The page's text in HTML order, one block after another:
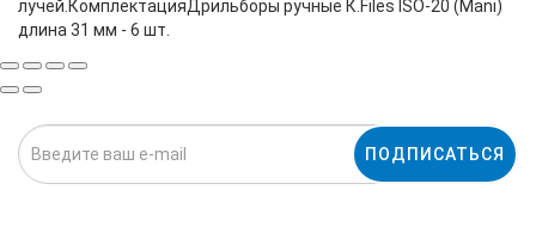
лучей.КомплектацияДрильборы ручные К.Files ISO-20 (Mani)
длина 31 мм - 6 шт.
ПОДПИСАТЬСЯ